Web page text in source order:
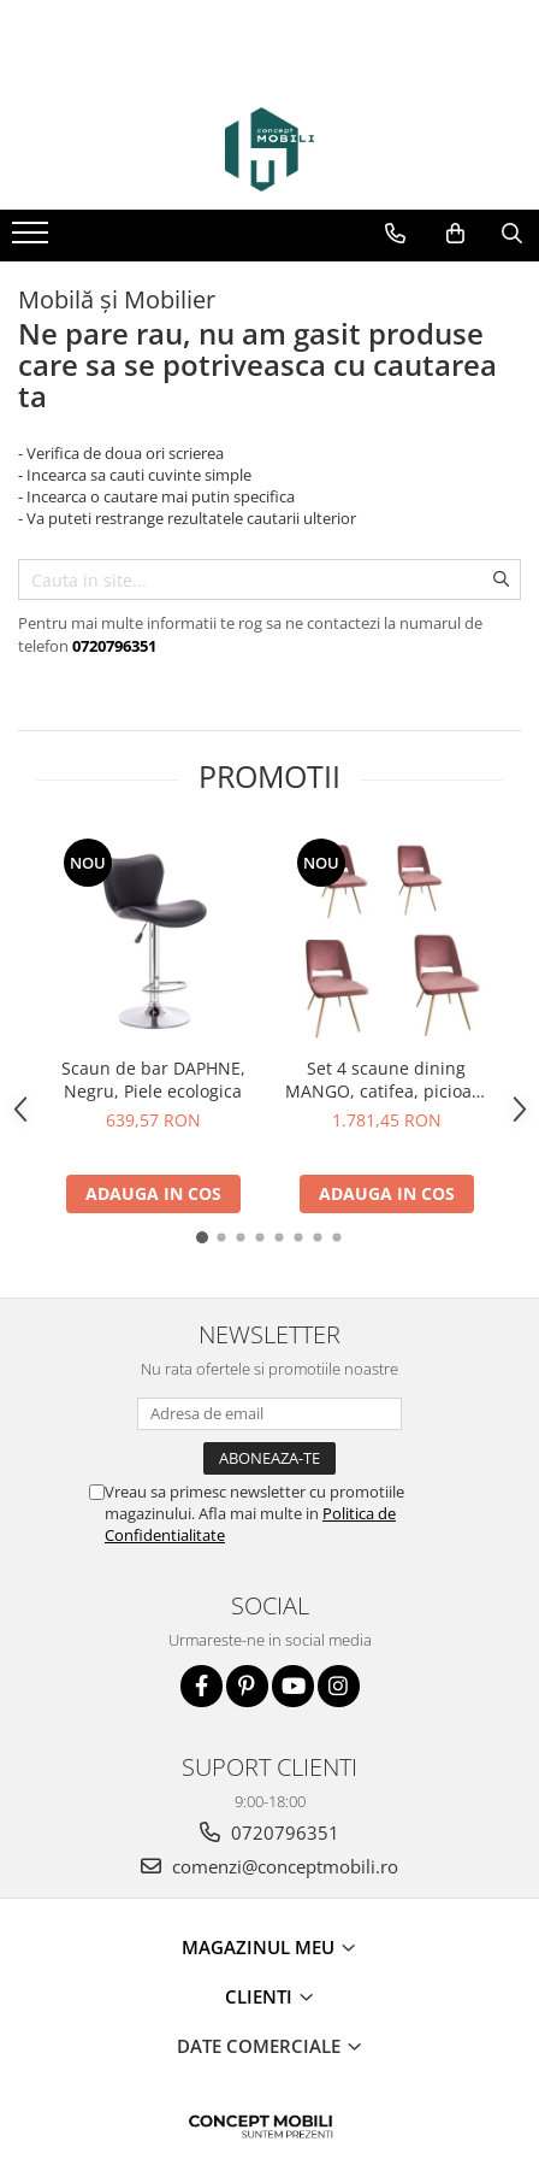
Mobilă și Mobilier
Ne pare rau, nu am gasit produse
care sa se potriveasca cu cautarea
ta
- Verifica de doua ori scrierea
- Incearca sa cauti cuvinte simple
- Incearca o cautare mai putin specifica
- Va puteti restrange rezultatele cautarii ulterior
Pentru mai multe informatii te rog sa ne contactezi la numarul de
telefon 0720796351
PROMOTII
NOU
Scaun de bar DAPHNE,
Negru, Piele ecologica
639,57 RON
ADAUGA IN COS
NOU
Set 4 scaune dining
MANGO, catifea, picioare
metalice, carmin
1.781,45 RON
ADAUGA IN COS
NEWSLETTER
Nu rata ofertele si promotiile noastre
Vreau sa primesc newsletter cu promotiile
magazinului. Afla mai multe in Politica de
Confidentialitate
SOCIAL
Urmareste-ne in social media
SUPORT CLIENTI
9:00-18:00
0720796351
comenzi@conceptmobili.ro
MAGAZINUL MEU
CLIENTI
DATE COMERCIALE